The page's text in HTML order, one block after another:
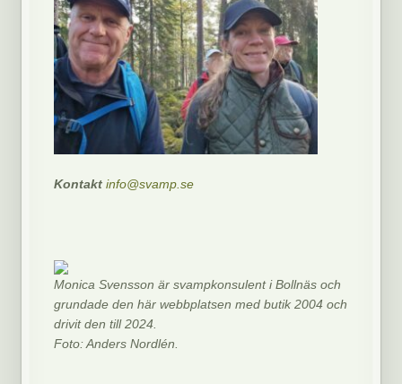
Kontaktinfo@svamp.se
Monica Svensson är svampkonsulent i Bollnäs och
grundade den här webbplatsen med butik 2004 och
drivit den till 2024.
Foto: Anders Nordlén.